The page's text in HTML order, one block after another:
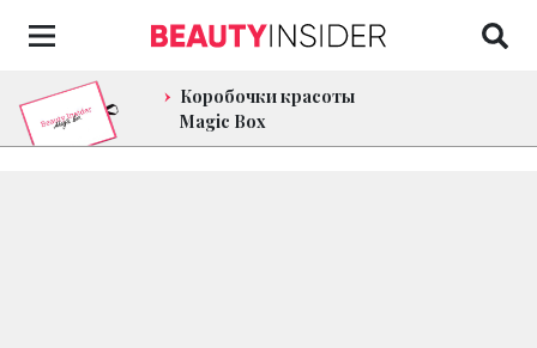
Коробочки красоты
Magic Box